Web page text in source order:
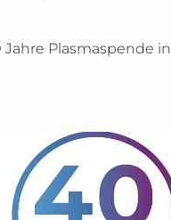
Jahre Plasmaspende in